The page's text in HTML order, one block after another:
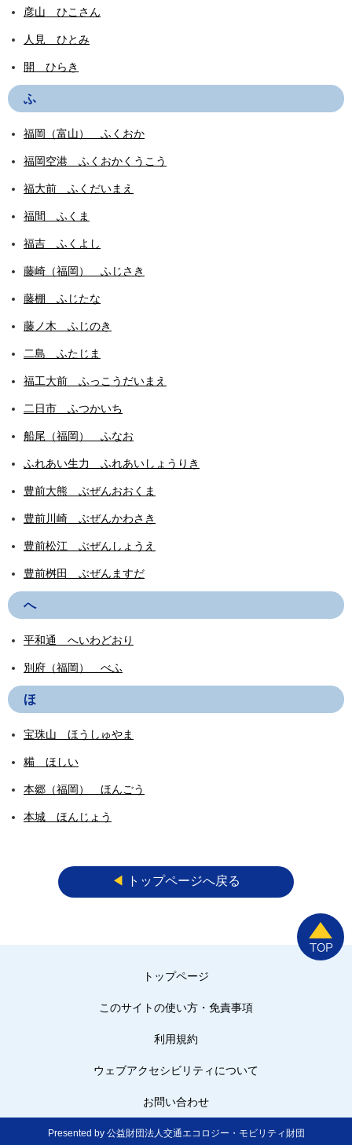
彦山 ひこさん
人見 ひとみ
開 ひらき
ふ
福岡（富山） ふくおか
福岡空港 ふくおかくうこう
福大前 ふくだいまえ
福間 ふくま
福吉 ふくよし
藤崎（福岡） ふじさき
藤棚 ふじたな
藤ノ木 ふじのき
二島 ふたじま
福工大前 ふっこうだいまえ
二日市 ふつかいち
船尾（福岡） ふなお
ふれあい生力 ふれあいしょうりき
豊前大熊 ぶぜんおおくま
豊前川崎 ぶぜんかわさき
豊前松江 ぶぜんしょうえ
豊前桝田 ぶぜんますだ
へ
平和通 へいわどおり
別府（福岡） べふ
ほ
宝珠山 ほうしゅやま
糒 ほしい
本郷（福岡） ほんごう
本城 ほんじょう
◀︎ トップページへ戻る
トップページ
このサイトの使い方・免責事項
利用規約
ウェブアクセシビリティについて
お問い合わせ
Presented by 公益財団法人交通エコロジー・モビリティ財団